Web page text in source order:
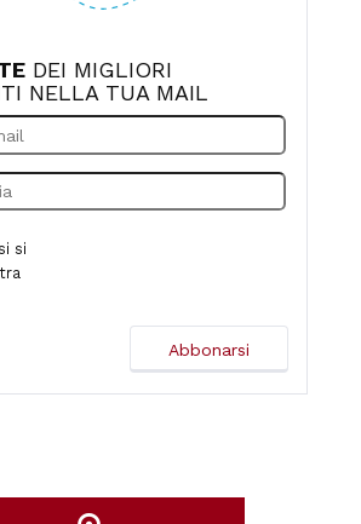
DEI MIGLIORI
NELLA TUA MAIL
si